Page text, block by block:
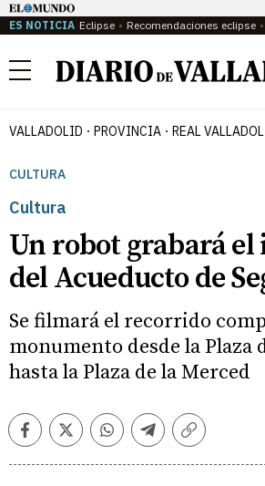
ES NOTICIA Eclipse Recomendaciones eclipse
Menú
VALLADOLID PROVINCIA REAL
CULTURA
Cultura
Un robot grabará
del Acueducto de
Se filmará el recorrido
monumento desde la Plaza
hasta la Plaza de la Merced
FacebookTwitterWhatsappTelegramCopiar